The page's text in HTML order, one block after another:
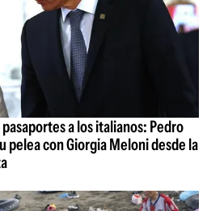
a los italianos: Pedro
pelea con Giorgia Meloni desde la